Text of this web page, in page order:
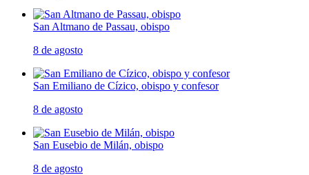
San Altmano de Passau, obispo
8 de agosto
San Emiliano de Cízico, obispo y confesor
8 de agosto
San Eusebio de Milán, obispo
8 de agosto